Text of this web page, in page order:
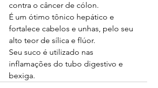
contra o câncer de cólon.
É um ótimo tônico hepático e
fortalece cabelos e unhas, pelo seu
alto teor de sílica e flúor.
Seu suco é utilizado nas
inflamações do tubo digestivo e
bexiga.